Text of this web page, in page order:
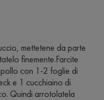
mettetene da parte
finemente.Farcite
con 1-2 foglie di
e 1 cucchiaino di
Quindi arrotolatela